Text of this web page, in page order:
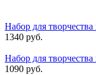
Набор для
1340 руб.
Набор для
1090 руб.